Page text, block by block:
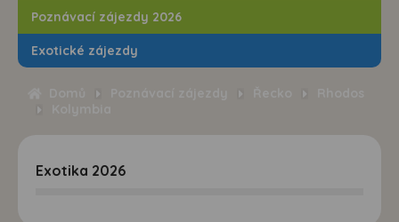
Poznávací zájezdy 2026
Exotické zájezdy
Exotika 2026